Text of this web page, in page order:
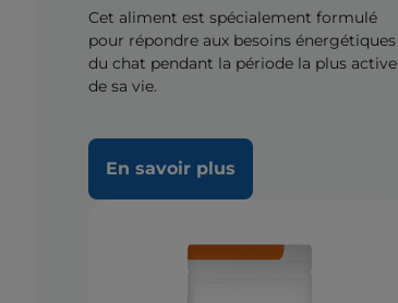
Cet aliment est spécialement formulé
pour répondre aux besoins énergétiques
du chat pendant la période la plus active
de sa vie.
En savoir plus